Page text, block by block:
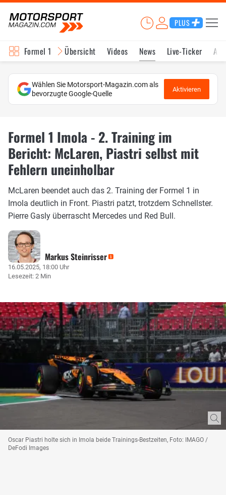
PLUS
Formel 1 Übersicht Videos News Live-Ticker
Wählen Sie Motorsport-Magazin.com als
bevorzugte Google-Quelle
Aktivieren
Formel 1 Imola - 2. Training im
Bericht: McLaren, Piastri selbst mit
Fehlern uneinholbar
McLaren beendet auch das 2. Training der Formel 1 in
Imola deutlich in Front. Piastri patzt, trotzdem Schnellster.
Pierre Gasly überrascht Mercedes und Red Bull.
Markus Steinrisser
16.05.2025, 18:00 Uhr
Lesezeit: 2 Min
Oscar Piastri holte sich in Imola beide Trainings-Bestzeiten, Foto: IMAGO /
DeFodi Images